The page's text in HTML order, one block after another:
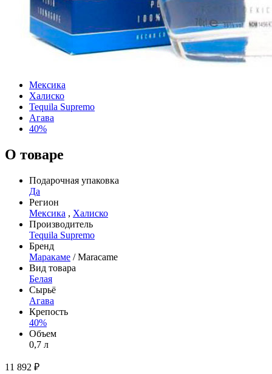
Мексика
Халиско
Tequila Supremo
Агава
40%
О товаре
Подарочная упаковка
Да
Регион
Мексика , Халиско
Производитель
Tequila Supremo
Бренд
Маракаме / Maracame
Вид товара
Белая
Сырьё
Агава
Крепость
40%
Объем
0,7 л
11 892 ₽